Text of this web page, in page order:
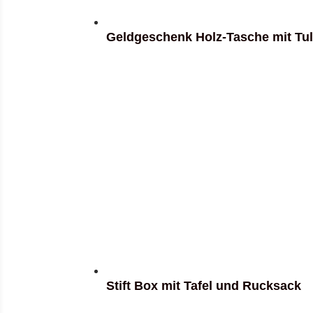
Geldgeschenk Holz-Tasche mit
Stift Box mit Tafel und Rucksack